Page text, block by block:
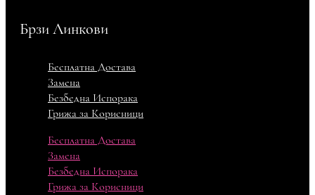
Брзи Линкови
Бесплатна Достава
Замена
Безбедна Испорака
Грижа за Корисници
Бесплатна Достава
Замена
Безбедна Испорака
Грижа за Корисници